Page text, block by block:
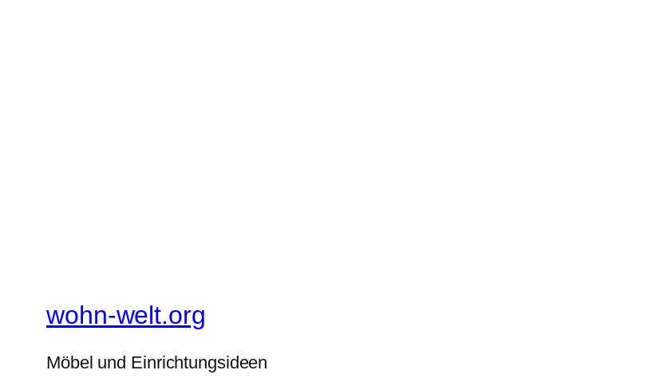
wohn-welt.org
Möbel und Einrichtungsideen